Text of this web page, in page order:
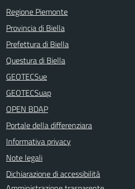
Regione Piemonte
Provincia di Biella
Prefettura di Biella
Questura di Biella
GEOTECSue
GEOTECSuap
OPEN BDAP
Portale della differenziara
Informativa privacy
Note legali
Dichiarazione di accessibilità